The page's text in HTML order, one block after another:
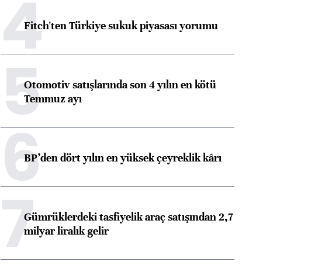
4Fitch'ten Türkiye sukuk piyasası yorumu
5Otomotiv satışlarında son 4 yılın en kötü
Temmuz ayı
6BP’den dört yılın en yüksek çeyreklik kârı
7Gümrüklerdeki tasfiyelik araç satışından 2,7
milyar liralık gelir